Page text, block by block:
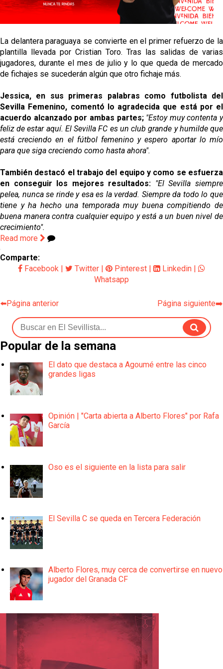
Sow muy cerca de cerrar su traspaso al Genoa
Oso es el siguiente en la lista para salir
Banquillos confirmados: así queda la cantera del
Sevilla Femenino para la 2026/27
Celta y Rayo agitan el mercado de La Liga
Previa | El Sevilla FC cierra la pretemporada con el
exigente choque ante el Bayer Leverkusen
La delantera paraguaya se convierte en el primer refuerzo de la
plantilla llevada por Cristian Toro. Tras las salidas de varias
jugadores, durante el mes de julio y lo que queda de mercado
de fichajes se sucederán algún que otro fichaje más.
Jessica, en sus primeras palabras como futbolista del
Sevilla Femenino, comentó lo agradecida que está por el
acuerdo alcanzado por ambas partes; "Estoy muy contenta y
feliz de estar aquí. El Sevilla FC es un club grande y humilde que
está creciendo en el fútbol femenino y espero aportar lo mío
para que siga creciendo como hasta ahora".
También destacó el trabajo del equipo y como se esfuerza
en conseguir los mejores resultados: "El Sevilla siempre
pelea, nunca se rinde y esa es la verdad. Siempre da todo lo que
tiene y ha hecho una temporada muy buena compitiendo de
buena manera contra cualquier equipo y está a un buen nivel de
crecimiento".
Read more
Comparte:
Facebook | Twitter | Pinterest | Linkedin |
Whatsapp
⬅️Página anterior Página siguiente➡️
Popular de la semana
El dato que destaca a Agoumé entre las cinco
grandes ligas
Opinión | "Carta abierta a Alberto Flores" por Rafa
García
Oso es el siguiente en la lista para salir
El Sevilla C se queda en Tercera Federación
Alberto Flores, muy cerca de convertirse en nuevo
jugador del Granada CF